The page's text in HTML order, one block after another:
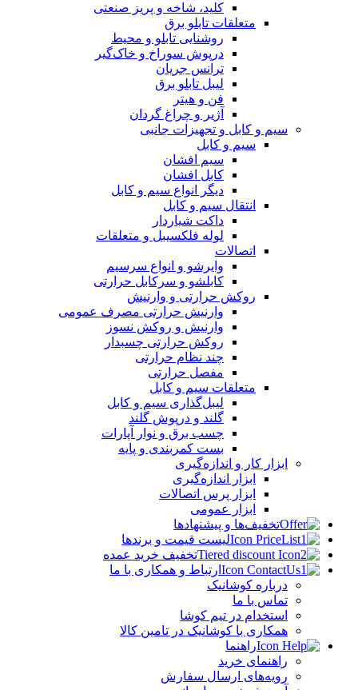
کلید، شاخه و پریز صنعتی
متعلقات تابلو برق
روشنایی تابلو و محیط
درپوش سوراخ و خاک‌گیر
ترانس جریان
لیبل تابلو برق
فن و هیتر
آژیر و چراغ گردان
سیم و کابل و تجهیزات جانبی
سیم و کابل
سیم افشان
کابل افشان
دیگر انواع سیم و کابل
انتقال سیم و کابل
داکت شیاردار
لوله فلکسیبل و متعلقات
اتصالات
وایرشو و انواع سرسیم
کابلشو و سرکابل حرارتی
روکش حرارتی و وارنیش
وارنیش حرارتی مصرف عمومی
وارنیش و روکش نسوز
روکش حرارتی چسبدار
چند نظام حرارتی
مفصل حرارتی
متعلقات سیم و کابل
لیبل‌گذاری سیم و کابل
گلند و درپوش گلند
چسب برق و نوار آپارات
بست کمربندی و پایه
ابزار کار و اندازه‌گیری
ابزار اندازه‌گیری
ابزار پرس اتصالات
ابزار عمومی
تخفیف‌ها و پیشنهادها
لیست قیمت و برندها
تخفیف خرید عمده
ارتباط و همکاری با ما
درباره کوشانیک
تماس با ما
استخدام در تیم کوشا
همکاری با کوشانیک در تامین کالا
راهنما
راهنمای خرید
رویه‌های ارسال سفارش